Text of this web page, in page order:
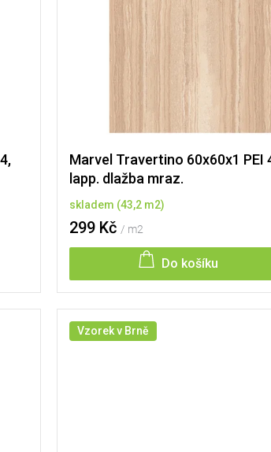
Marvel Travertino 60x60x1 PEI
lapp. dlažba mraz.
skladem (43,2 m2)
299 Kč / m2
Do košíku
Vzorek v Brně